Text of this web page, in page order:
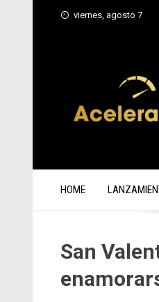
viernes, agosto 7
HOME
San